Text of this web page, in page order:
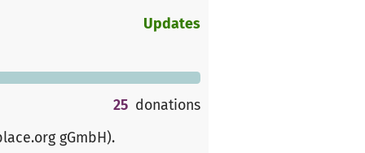
Updates
25 donations
gGmbH).